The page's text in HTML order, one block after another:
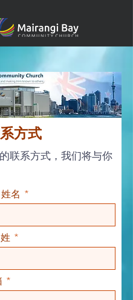
方式
联系方式，我们将与你
名